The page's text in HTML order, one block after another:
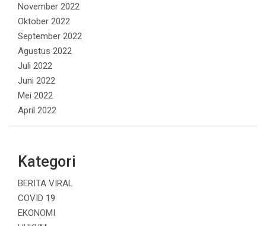
November 2022
Oktober 2022
September 2022
Agustus 2022
Juli 2022
Juni 2022
Mei 2022
April 2022
Kategori
BERITA VIRAL
COVID 19
EKONOMI